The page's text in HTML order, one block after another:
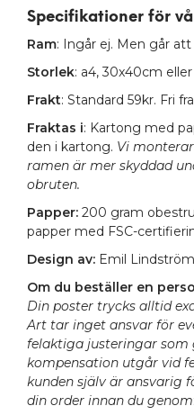
Specifikationer för
Ram: Ingår ej. Men går att
Storlek: a4, 30x40cm
Frakt: Standard 59kr. Fri
Fraktas i: Kartong med
den i kartong. Vi
ramen är mer skyddad
obruten.
Papper: 200 gram
papper med FSC-
Design av: Emil Lindström
Om du beställer en
Din poster trycks alltid
Art tar inget ansvar för
felaktiga justeringar som
kompensation utgår vid
kunden själv är ansvarig
din order innan du